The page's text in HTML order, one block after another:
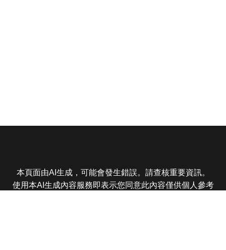
本頁面由AI生成，可能會發生錯誤。請查核重要資訊。
使用本AI生成內容服務即表示您同意此內容僅供個人參考